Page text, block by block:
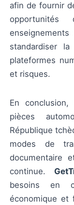
afin de fournir
standardiser
plateformes
et risques.
En
pièces
République
modes de
documentaire
continue.
besoins en
économique et